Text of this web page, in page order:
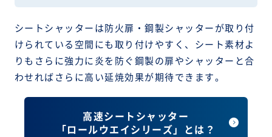
シートシャッターは防火扉・鋼製シャッターが取り付
けられている空間にも取り付けやすく、シート素材よ
りもさらに強力に炎を防ぐ鋼製の扉やシャッターと合
わせればさらに高い延焼効果が期待できます。
高速シートシャッター
「ロールウエイシリーズ」とは？